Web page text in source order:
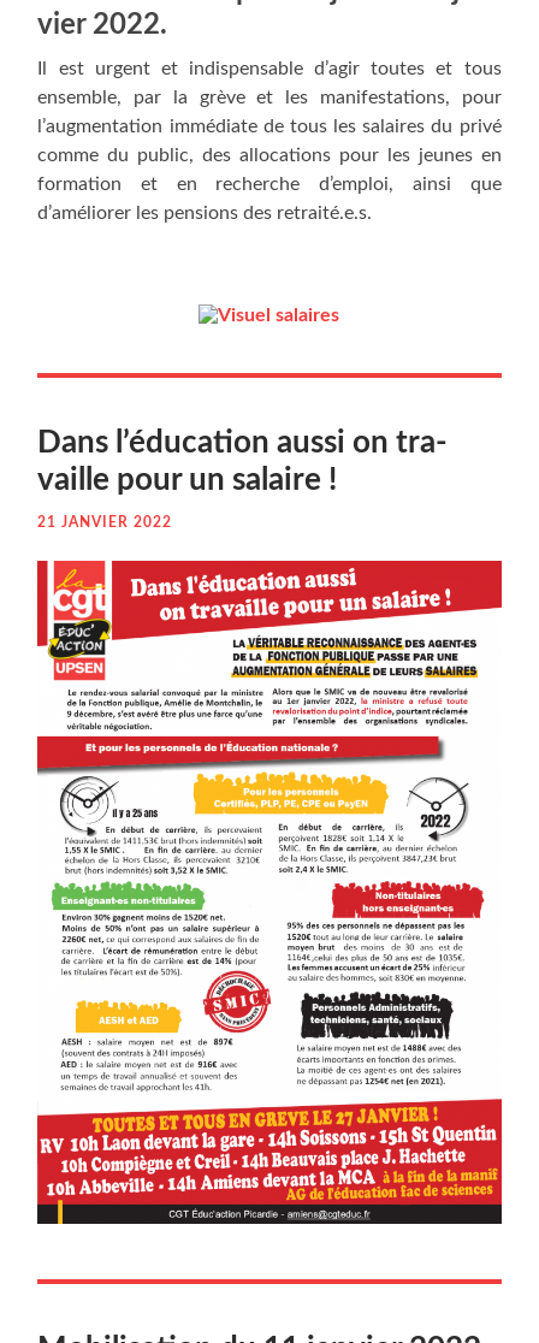
vier 2022.
Il est urgent et indis­pen­sable d’agir toutes et tous
ensemble, par la grève et les mani­fes­ta­tions, pour
l’augmentation immé­diate de tous les salaires du pri­vé
comme du public, des allo­ca­tions pour les jeunes en
for­ma­tion et en recherche d’emploi, ain­si que
d’améliorer les pen­sions des retraité.e.s.
Dans l’é­du­ca­tion aus­si on tra­
vaille pour un salaire !
21 JANVIER 2022